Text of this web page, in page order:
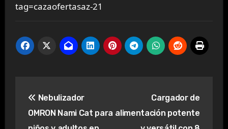
tag=cazaofertasaz-21
de
Nebulizador
OMRON Nami Cat para
Cargador de
alimentación potente